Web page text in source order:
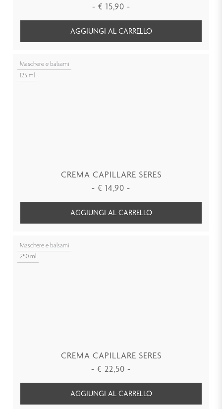
- € 15,90 -
AGGIUNGI AL CARRELLO
Maschere e balsami
125 ml
CREMA CAPILLARE SERES
- € 14,90 -
AGGIUNGI AL CARRELLO
Maschere e balsami
250 ml
CREMA CAPILLARE SERES
- € 22,50 -
AGGIUNGI AL CARRELLO